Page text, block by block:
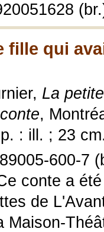
fille qui
La
,
: ill. ; 23
600-7
conte a
de
Maison-